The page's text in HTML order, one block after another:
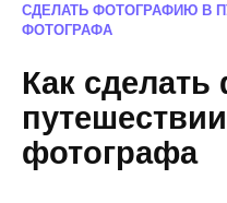
СДЕЛАТЬ ФОТОГРАФИЮ В
ФОТОГРАФА
Как
фотографа